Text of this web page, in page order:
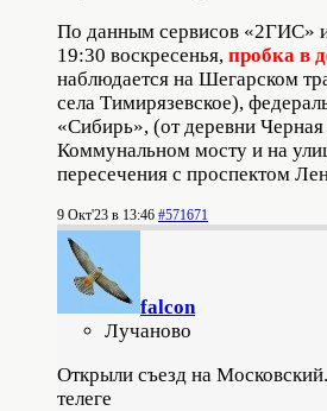
По данным сервисов «2ГИС»
19:30 воскресенья, пробка в
наблюдается на Шегарском
села Тимирязевское),
«Сибирь», (от деревни
Коммунальном мосту и на
пересечения с проспектом
9 Окт'23 в 13:46 #571671
falcon
Лучаново
Открыли съезд на
телеге